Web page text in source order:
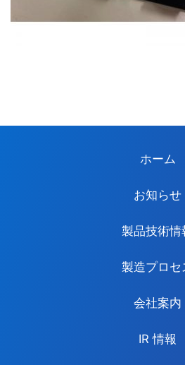
ホーム
お知らせ
製品技術情
製造プロセ
会社案内
IR 情報